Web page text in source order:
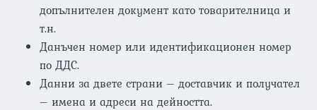
допълнителен документ като товарителница и
т.н.
Данъчен номер или идентификационен номер
по ДДС.
Данни за двете страни – доставчик и получател
– имена и адреси на дейността.